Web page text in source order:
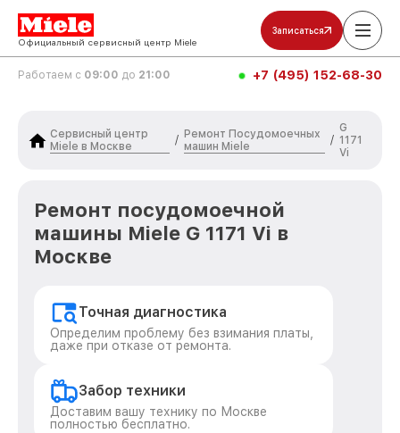
Официальный сервисный центр Miele
Записаться
Работаем с 09:00 до 21:00 +7 (495) 152-68-30
Сервисный центр
Miele в Москве
/
Ремонт Посудомоечных
машин Miele
/
G
1171
Vi
Ремонт посудомоечной
машины Miele G 1171 Vi в
Москве
Точная диагностика
Определим проблему без взимания платы,
даже при отказе от ремонта.
Забор техники
Доставим вашу технику по Москве
полностью бесплатно.